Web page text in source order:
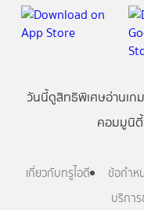
วันนี้ดูสิทธิพิเศษอ่านเกม
คอมมูนิตี้
เกี่ยวกับทรูไอดี ข้อกำห
บริการ